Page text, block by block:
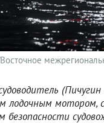
лодочным мотором,